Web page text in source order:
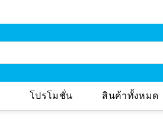
โปรโมชั่น สินค้าทั้งหมด